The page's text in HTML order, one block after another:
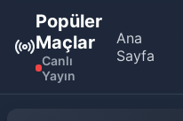
Popüler
Maçlar
Canlı
Yayın
Ana
Sayfa